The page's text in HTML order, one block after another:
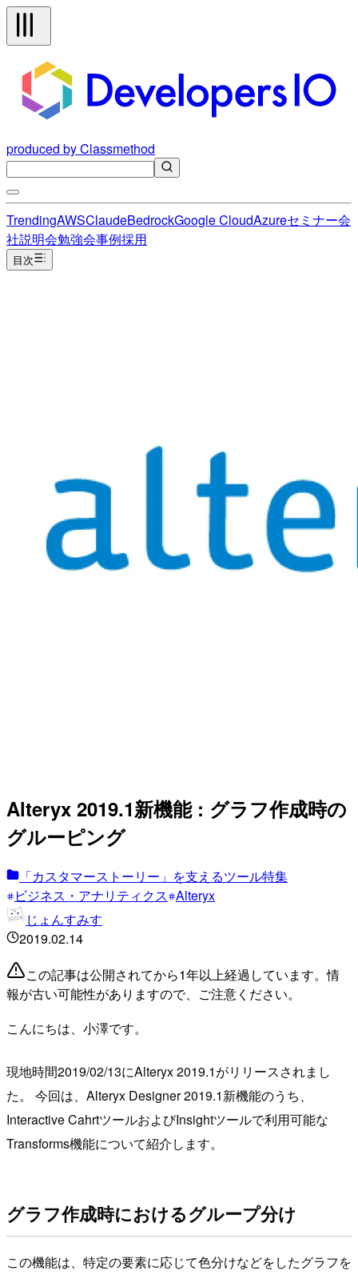
produced by Classmethod
TrendingAWSClaudeBedrockGoogle CloudAzureセミナー会
社説明会勉強会事例採用
目次
Alteryx 2019.1新機能 : グラフ作成時の
グルーピング
「カスタマーストーリー」を支えるツール特集
ビジネス・アナリティクス Alteryx
じょんすみす
2019.02.14
この記事は公開されてから1年以上経過しています。情
報が古い可能性がありますので、ご注意ください。
こんにちは、小澤です。
現地時間2019/02/13にAlteryx 2019.1がリリースされまし
た。 今回は、Alteryx Designer 2019.1新機能のうち、
Interactive CahrtツールおよびInsightツールで利用可能な
Transforms機能について紹介します。
グラフ作成時におけるグループ分け
この機能は、特定の要素に応じて色分けなどをしたグラフを